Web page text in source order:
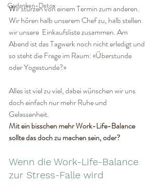
Gedanken-Detox
Wir stürzen von einem Termin zum anderen.
Wir hören halb unserem Chef zu, halb stellen
wir unsere  Einkaufsliste zusammen. Am
Abend ist das Tagwerk noch nicht erledigt und
so steht die Frage im Raum: «Überstunde
oder Yogastunde?»
Alles ist viel zu viel, dabei wünschen wir uns
doch einfach nur mehr Ruhe und
Gelassenheit.
Mit ein bisschen mehr Work-Life-Balance
sollte das doch zu machen sein, oder?
Wenn die Work-Life-Balance
zur Stress-Falle wird